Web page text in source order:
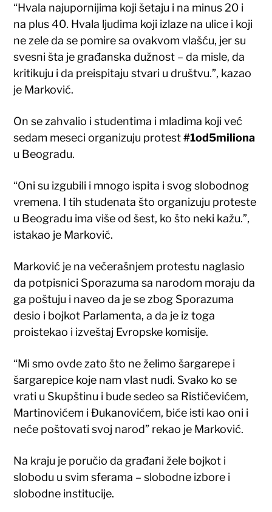
“Hvala najupornijima koji šetaju i na minus 20 i
na plus 40. Hvala ljudima koji izlaze na ulice i koji
ne zele da se pomire sa ovakvom vlašću, jer su
svesni šta je građanska dužnost – da misle, da
kritikuju i da preispitaju stvari u društvu.”, kazao
je Marković.
On se zahvalio i studentima i mladima koji već
sedam meseci organizuju protest#1od5miliona
u Beogradu.
“Oni su izgubili i mnogo ispita i svog slobodnog
vremena. I tih studenata što organizuju proteste
u Beogradu ima više od šest, ko što neki kažu.”,
istakao je Marković.
Marković je na večerašnjem protestu naglasio
da potpisnici Sporazuma sa narodom moraju da
ga poštuju i naveo da je se zbog Sporazuma
desio i bojkot Parlamenta, a da je iz toga
proistekao i izveštaj Evropske komisije.
“Mi smo ovde zato što ne želimo šargarepe i
šargarepice koje nam vlast nudi. Svako ko se
vrati u Skupštinu i bude sedeo sa Rističevićem,
Martinovićem i Đukanovićem, biće isti kao oni i
neće poštovati svoj narod” rekao je Marković.
Na kraju je poručio da građani žele bojkot i
slobodu u svim sferama – slobodne izbore i
slobodne institucije.